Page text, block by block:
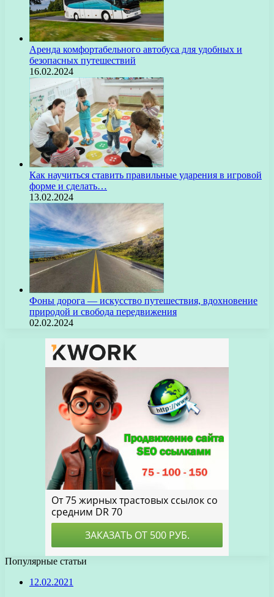
Аренда комфортабельного автобуса для удобных и
безопасных путешествий
16.02.2024
Как научиться ставить правильные ударения в игровой
форме и сделать…
13.02.2024
Фоны дорога — искусство путешествия, вдохновение
природой и свобода передвижения
02.02.2024
Популярные статьи
12.02.2021